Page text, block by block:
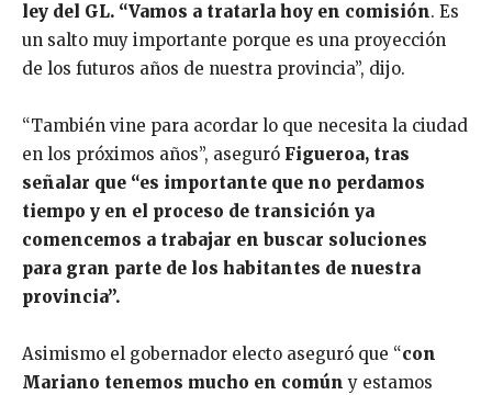
ley del GL. “Vamos a tratarla hoy en comisión. Es
un salto muy importante porque es una proyección
de los futuros años de nuestra provincia”, dijo.
“También vine para acordar lo que necesita la ciudad
en los próximos años”, aseguró Figueroa, tras
señalar que “es importante que no perdamos
tiempo y en el proceso de transición ya
comencemos a trabajar en buscar soluciones
para gran parte de los habitantes de nuestra
provincia”.
Asimismo el gobernador electo aseguró que “con
Mariano tenemos mucho en común y estamos